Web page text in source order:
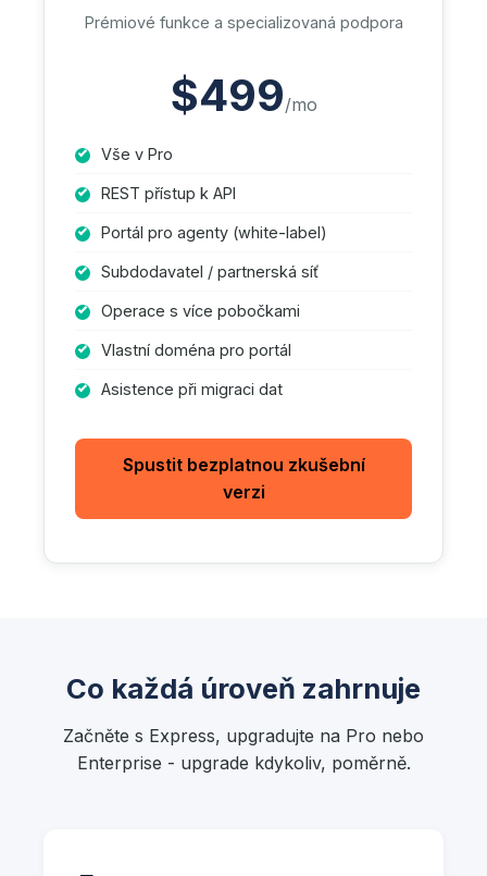
Prémiové funkce a specializovaná podpora
$499/mo
Vše v Pro
REST přístup k API
Portál pro agenty (white-label)
Subdodavatel / partnerská síť
Operace s více pobočkami
Vlastní doména pro portál
Asistence při migraci dat
Spustit bezplatnou zkušební
verzi
Co každá úroveň zahrnuje
Začněte s Express, upgradujte na Pro nebo
Enterprise - upgrade kdykoliv, poměrně.